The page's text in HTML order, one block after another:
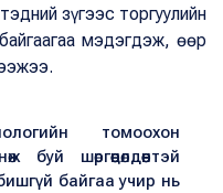
зүгээс торгуулийн
мэдэгдэж, өөр
томоохон
шөргөөцөлдөөнтэй
байгаа учир нь